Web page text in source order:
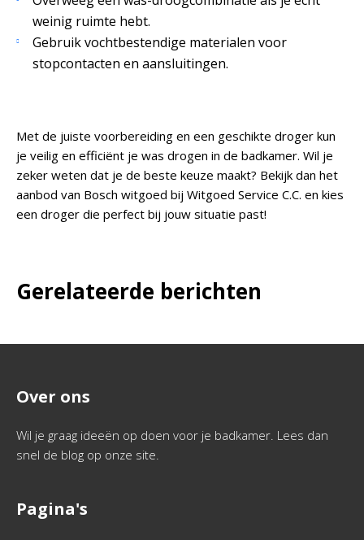
weinig ruimte hebt.
Gebruik vochtbestendige materialen voor
stopcontacten en aansluitingen.
Met de juiste voorbereiding en een geschikte droger kun
je veilig en efficiënt je was drogen in de badkamer. Wil je
zeker weten dat je de beste keuze maakt? Bekijk dan het
aanbod van Bosch witgoed bij Witgoed Service C.C. en kies
een droger die perfect bij jouw situatie past!
Gerelateerde berichten
Over ons
Wil je graag ideeën op doen voor je badkamer. Lees dan
snel de blog op onze site.
Pagina's